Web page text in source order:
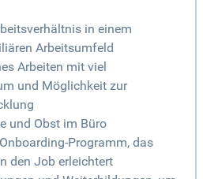
in einem
Arbeitsumfeld
Arbeiten mit viel
und Möglichkeit zur
und Obst im Büro
Programm, das
den Job erleichtert